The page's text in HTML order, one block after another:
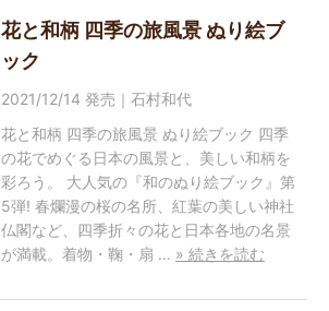
花と和柄 四季の旅風景 ぬり絵ブ
ック
2021/12/14 発売｜石村和代
花と和柄 四季の旅風景 ぬり絵ブック 四季
の花でめぐる日本の風景と、美しい和柄を
彩ろう。 大人気の『和のぬり絵ブック』第
5弾! 春爛漫の桜の名所、紅葉の美しい神社
仏閣など、四季折々の花と日本各地の名景
が満載。着物・鞠・扇 … » 続きを読む